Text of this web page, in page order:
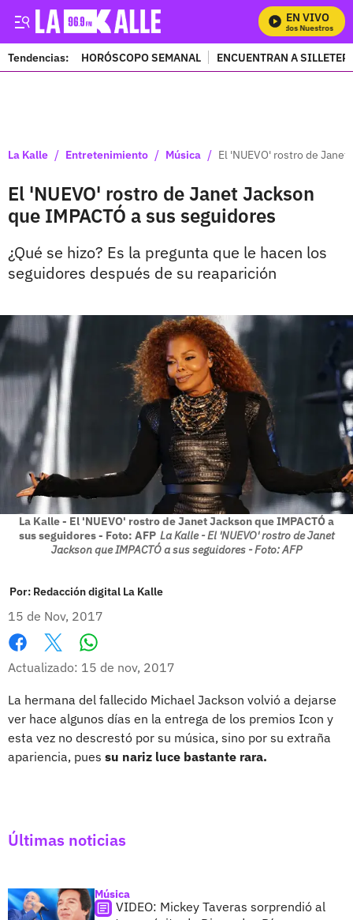
EN VIVO
Mira Todos Nuestros
Tendencias: HORÓSCOPO SEMANAL ENCUENTRAN A
La Kalle / Entretenimiento / Música / El 'NUEVO' rostro de
El 'NUEVO' rostro de Janet Jackson
que IMPACTÓ a sus seguidores
¿Qué se hizo? Es la pregunta que le hacen los
seguidores después de su reaparición
La Kalle - El 'NUEVO' rostro de Janet Jackson que IMPACTÓ a
sus seguidores - Foto: AFP La Kalle - El 'NUEVO' rostro de Janet
Jackson que IMPACTÓ a sus seguidores - Foto: AFP
Por: Redacción digital La Kalle
15 de Nov, 2017
Facebook
X
Actualizado: 15 de nov, 2017
La hermana del fallecido Michael Jackson volvió a dejarse
ver hace algunos días en la entrega de los premios Icon y
esta vez no descrestó por su música, sino por su extraña
apariencia, pues su nariz luce bastante rara.
Últimas noticias
Música
VIDEO: Mickey Taveras sorprendió al